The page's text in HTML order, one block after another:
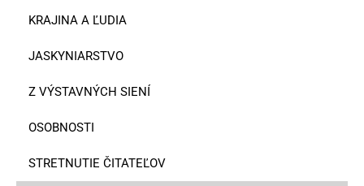
KRAJINA A ĽUDIA
JASKYNIARSTVO
Z VÝSTAVNÝCH SIENÍ
OSOBNOSTI
STRETNUTIE ČITATEĽOV